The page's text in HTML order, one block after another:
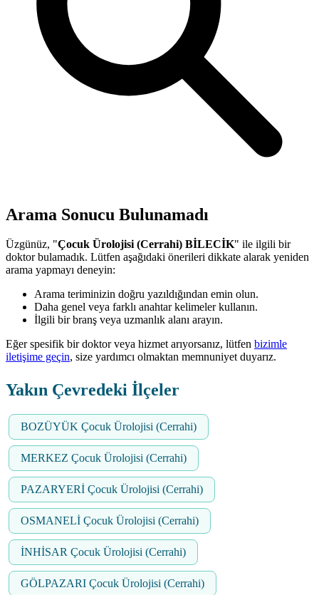
Arama Sonucu Bulunamadı
Üzgünüz, "Çocuk Ürolojisi (Cerrahi) BİLECİK" ile ilgili bir
doktor bulamadık. Lütfen aşağıdaki önerileri dikkate alarak yeniden
arama yapmayı deneyin:
Arama teriminizin doğru yazıldığından emin olun.
Daha genel veya farklı anahtar kelimeler kullanın.
İlgili bir branş veya uzmanlık alanı arayın.
Eğer spesifik bir doktor veya hizmet arıyorsanız, lütfen bizimle
iletişime geçin, size yardımcı olmaktan memnuniyet duyarız.
Yakın Çevredeki İlçeler
BOZÜYÜK Çocuk Ürolojisi (Cerrahi)
MERKEZ Çocuk Ürolojisi (Cerrahi)
PAZARYERİ Çocuk Ürolojisi (Cerrahi)
OSMANELİ Çocuk Ürolojisi (Cerrahi)
İNHİSAR Çocuk Ürolojisi (Cerrahi)
GÖLPAZARI Çocuk Ürolojisi (Cerrahi)